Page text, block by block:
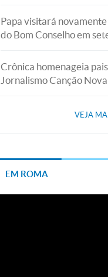
Papa visitará
do Bom Conselho em
Crônica homenageia
Jornalismo Canção Nova
VEJA
EM ROMA